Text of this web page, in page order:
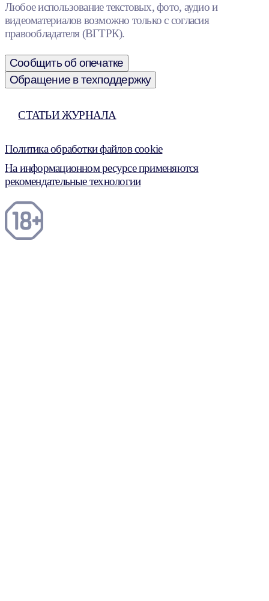
Любое использование текстовых, фото, аудио и
видеоматериалов возможно только с согласия
правообладателя (ВГТРК).
Сообщить об опечатке
Обращение в техподдержку
СТАТЬИ ЖУРНАЛА
Политика обработки файлов cookie
На информационном ресурсе применяются
рекомендательные технологии